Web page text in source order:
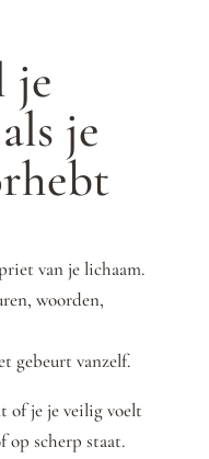
je
je
van je lichaam.
woorden,
gebeurt vanzelf.
of je je veilig voelt
op scherp staat.